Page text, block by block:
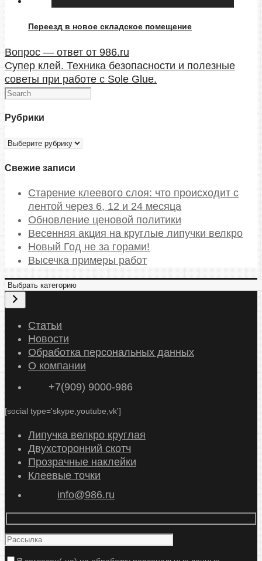
Переезд в новое складское помещение
Вопрос — ответ от 986.ru
Супер клей. Техника безопасности и полезные
советы при работе с Sole Glue.
Рубрики
Рубрики
Свежие записи
Старение клеевого слоя: что происходит с
лентой через 6, 12 и 24 месяца
Обновление ценовой политики
Весенняя акция на круглые липучки велкро
Новый Год не за горами!
Высечка примеры работ
В
б
е
Статьи
Новости
Обработка персональных данных
О компании
+7(909) 9000-986
[social type='skype,youtube,vk']
Липучка велкро круглая
Двухсторонний скотч
Прозрачные наклейки
Клеевые точки
info@986.ru